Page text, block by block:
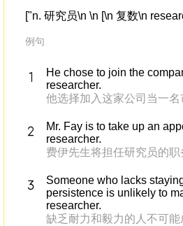
["n. 研究员\n \n [\n 复数\n
例句
He chose to join the
researcher.
他选择加入这家公司当一名
Mr. Fay is to take up an
researcher.
费伊先生将担任研究员的职
Someone who lacks
persistence is unlikely to
researcher.
缺乏耐力和毅力的人不可